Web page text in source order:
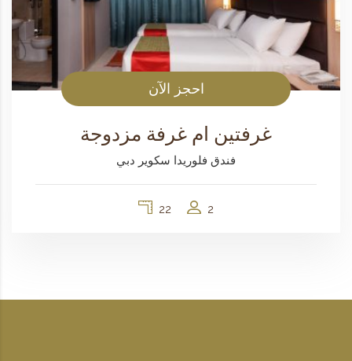
احجز الآن
غرفتين ام غرفة مزدوجة
فندق فلوريدا سكوير دبي
2
22